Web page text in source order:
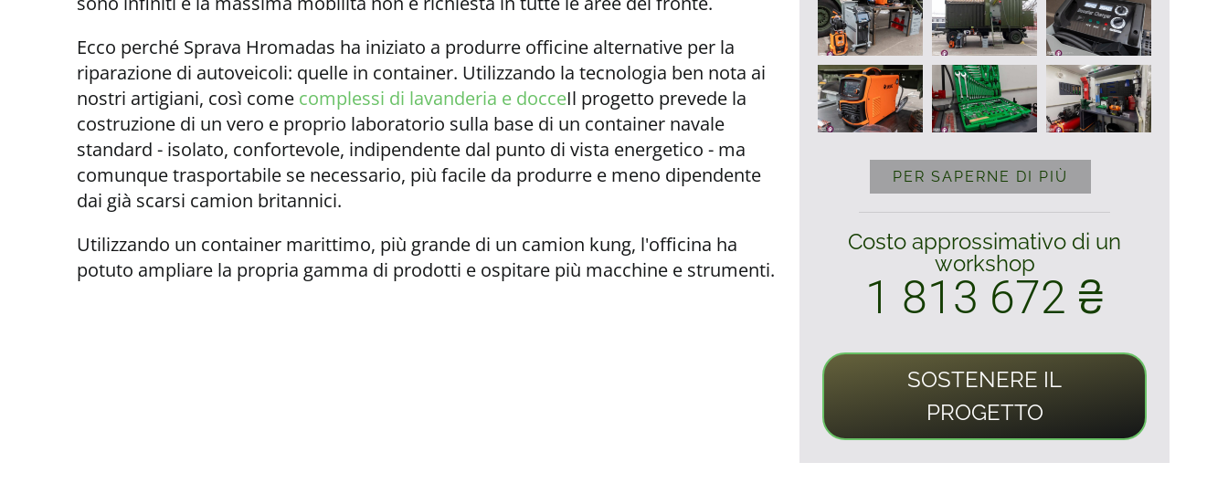
Ecco perché Sprava Hromadas ha iniziato a produrre officine alternative per la
riparazione di autoveicoli: quelle in container. Utilizzando la tecnologia ben nota ai
nostri artigiani, così come complessi di lavanderia e docceIl progetto prevede la
costruzione di un vero e proprio laboratorio sulla base di un container navale
standard - isolato, confortevole, indipendente dal punto di vista energetico - ma
comunque trasportabile se necessario, più facile da produrre e meno dipendente
dai già scarsi camion britannici.
Utilizzando un container marittimo, più grande di un camion kung, l'officina ha
potuto ampliare la propria gamma di prodotti e ospitare più macchine e strumenti.
PER SAPERNE DI PIÙ
Costo approssimativo di un
workshop
1 813 672 ₴
SOSTENERE IL
PROGETTO